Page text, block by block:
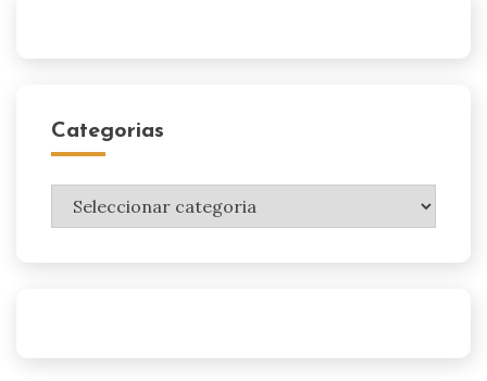
Categorias
Categorias